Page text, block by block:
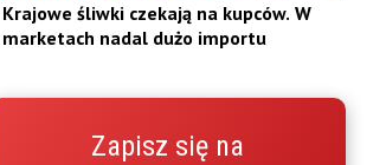
Krajowe śliwki czekają na kupców. W
marketach nadal dużo importu
Zapisz się na